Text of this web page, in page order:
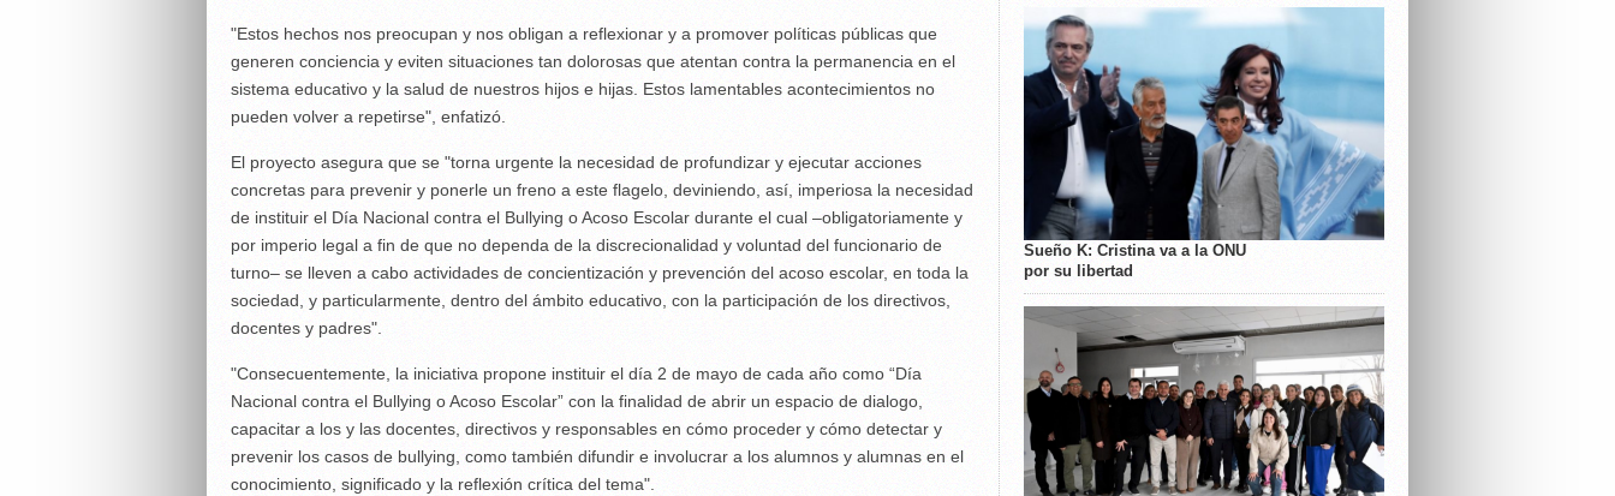
"Estos hechos nos preocupan y nos obligan a reflexionar y a promover políticas públicas que
generen conciencia y eviten situaciones tan dolorosas que atentan contra la permanencia en el
sistema educativo y la salud de nuestros hijos e hijas. Estos lamentables acontecimientos no
pueden volver a repetirse", enfatizó.
El proyecto asegura que se "torna urgente la necesidad de profundizar y ejecutar acciones
concretas para prevenir y ponerle un freno a este flagelo, deviniendo, así, imperiosa la necesidad
de instituir el Día Nacional contra el Bullying o Acoso Escolar durante el cual –obligatoriamente y
por imperio legal a fin de que no dependa de la discrecionalidad y voluntad del funcionario de
turno– se lleven a cabo actividades de concientización y prevención del acoso escolar, en toda la
sociedad, y particularmente, dentro del ámbito educativo, con la participación de los directivos,
docentes y padres".
"Consecuentemente, la iniciativa propone instituir el día 2 de mayo de cada año como “Día
Nacional contra el Bullying o Acoso Escolar” con la finalidad de abrir un espacio de dialogo,
capacitar a los y las docentes, directivos y responsables en cómo proceder y cómo detectar y
prevenir los casos de bullying, como también difundir e involucrar a los alumnos y alumnas en el
conocimiento, significado y la reflexión crítica del tema".
Sueño K: Cristina va a la ONU
por su libertad